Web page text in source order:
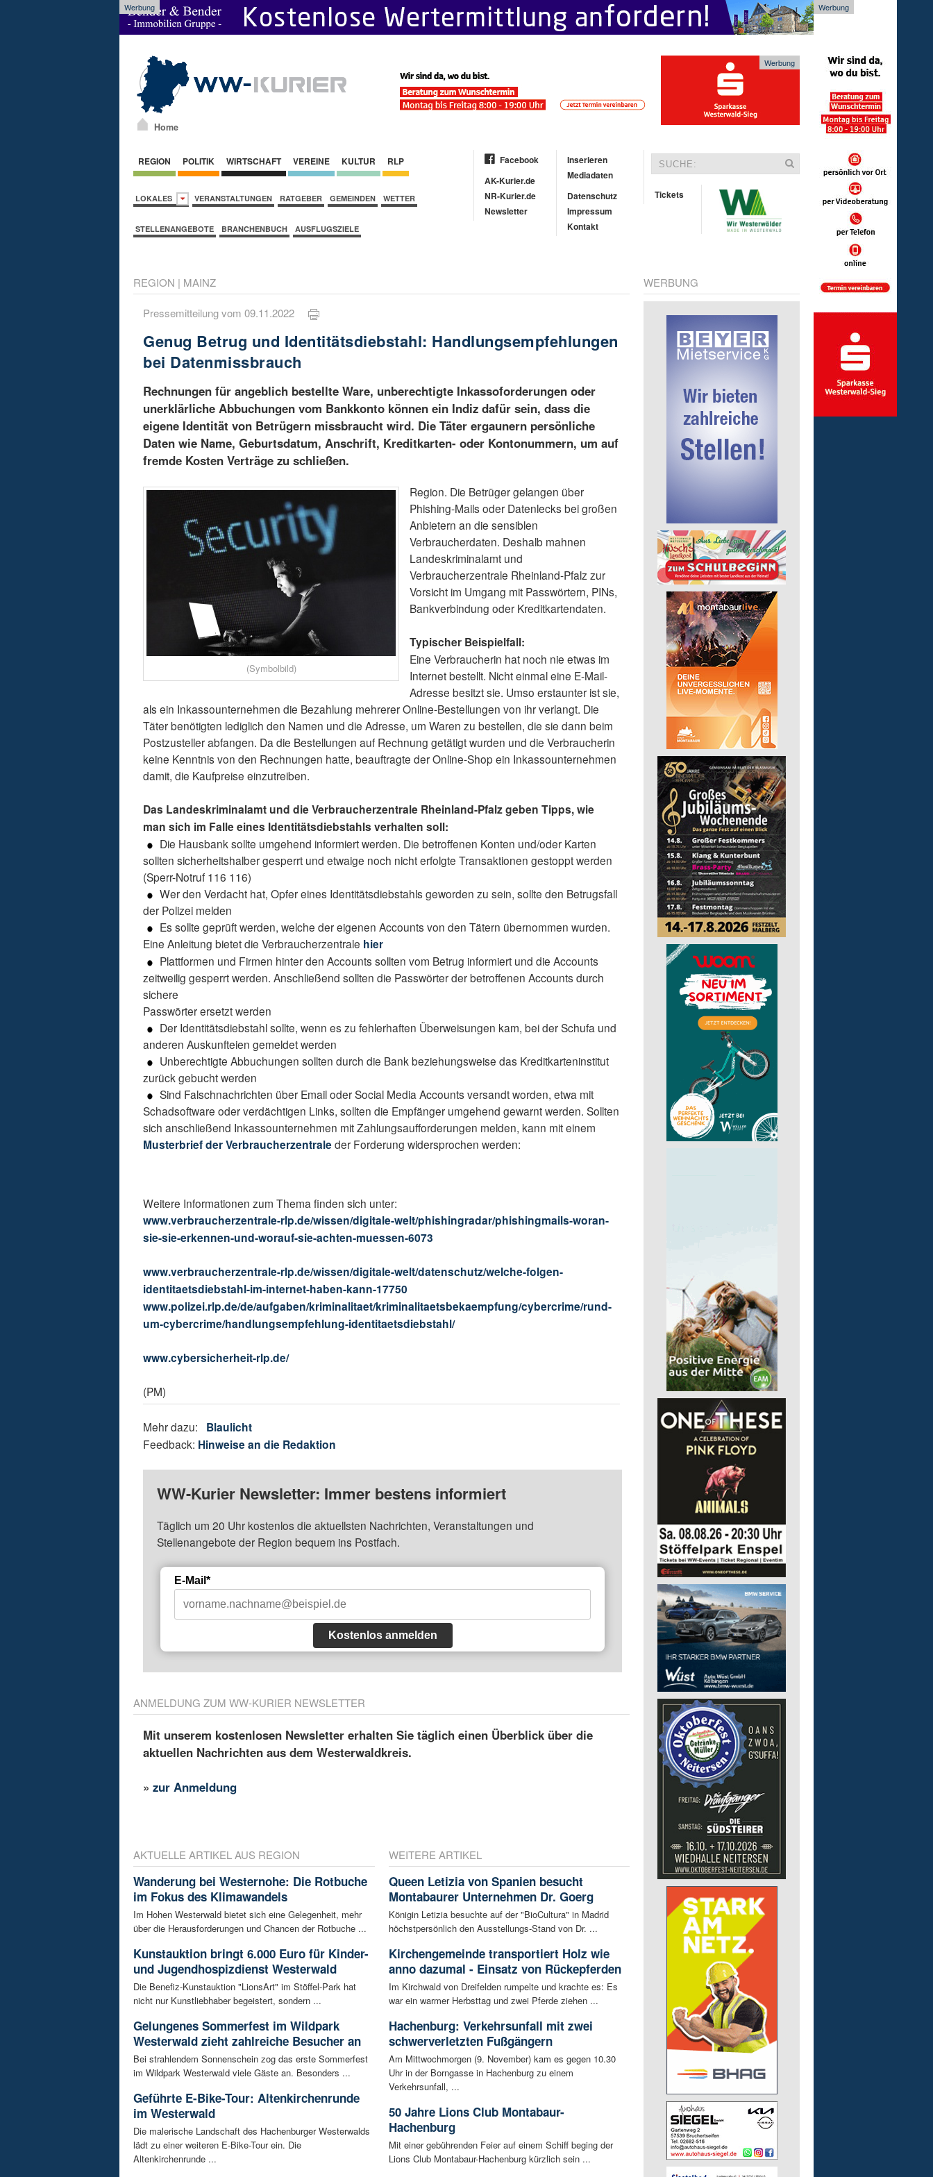
Werbung Werbung
Home
Werbung
REGION POLITIK WIRTSCHAFT VEREINE KULTUR RLP
LOKALES VERANSTALTUNGEN RATGEBER GEMEINDEN WETTER
STELLENANGEBOTE BRANCHENBUCH AUSFLUGSZIELE
Facebook
AK-Kurier.de
NR-Kurier.de
Newsletter
Inserieren
Mediadaten
Datenschutz
Impressum
Kontakt
Tickets
REGION | MAINZ
Pressemitteilung vom 09.11.2022
Genug Betrug und Identitätsdiebstahl: Handlungsempfehlungen
bei Datenmissbrauch
Rechnungen für angeblich bestellte Ware, unberechtigte Inkassoforderungen oder
unerklärliche Abbuchungen vom Bankkonto können ein Indiz dafür sein, dass die
eigene Identität von Betrügern missbraucht wird. Die Täter ergaunern persönliche
Daten wie Name, Geburtsdatum, Anschrift, Kreditkarten- oder Kontonummern, um auf
fremde Kosten Verträge zu schließen.
(Symbolbild)
Region. Die Betrüger gelangen über
Phishing-Mails oder Datenlecks bei großen
Anbietern an die sensiblen
Verbraucherdaten. Deshalb mahnen
Landeskriminalamt und
Verbraucherzentrale Rheinland-Pfalz zur
Vorsicht im Umgang mit Passwörtern, PINs,
Bankverbindung oder Kreditkartendaten.
Typischer Beispielfall:
Eine Verbraucherin hat noch nie etwas im
Internet bestellt. Nicht einmal eine E-Mail-
Adresse besitzt sie. Umso erstaunter ist sie,
als ein Inkassounternehmen die Bezahlung mehrerer Online-Bestellungen von ihr verlangt. Die
Täter benötigten lediglich den Namen und die Adresse, um Waren zu bestellen, die sie dann beim
Postzusteller abfangen. Da die Bestellungen auf Rechnung getätigt wurden und die Verbraucherin
keine Kenntnis von den Rechnungen hatte, beauftragte der Online-Shop ein Inkassounternehmen
damit, die Kaufpreise einzutreiben.
Das Landeskriminalamt und die Verbraucherzentrale Rheinland-Pfalz geben Tipps, wie
man sich im Falle eines Identitätsdiebstahls verhalten soll:
Die Hausbank sollte umgehend informiert werden. Die betroffenen Konten und/oder Karten
sollten sicherheitshalber gesperrt und etwaige noch nicht erfolgte Transaktionen gestoppt werden
(Sperr-Notruf 116 116)
Wer den Verdacht hat, Opfer eines Identitätsdiebstahls geworden zu sein, sollte den Betrugsfall
der Polizei melden
Es sollte geprüft werden, welche der eigenen Accounts von den Tätern übernommen wurden.
Eine Anleitung bietet die Verbraucherzentrale hier
Plattformen und Firmen hinter den Accounts sollten vom Betrug informiert und die Accounts
zeitweilig gesperrt werden. Anschließend sollten die Passwörter der betroffenen Accounts durch
sichere
Passwörter ersetzt werden
Der Identitätsdiebstahl sollte, wenn es zu fehlerhaften Überweisungen kam, bei der Schufa und
anderen Auskunfteien gemeldet werden
Unberechtigte Abbuchungen sollten durch die Bank beziehungsweise das Kreditkarteninstitut
zurück gebucht werden
Sind Falschnachrichten über Email oder Social Media Accounts versandt worden, etwa mit
Schadsoftware oder verdächtigen Links, sollten die Empfänger umgehend gewarnt werden. Sollten
sich anschließend Inkassounternehmen mit Zahlungsaufforderungen melden, kann mit einem
Musterbrief der Verbraucherzentraleder Forderung widersprochen werden:
Weitere Informationen zum Thema finden sich unter:
www.verbraucherzentrale-rlp.de/wissen/digitale-welt/phishingradar/phishingmails-woran-
sie-sie-erkennen-und-worauf-sie-achten-muessen-6073
www.verbraucherzentrale-rlp.de/wissen/digitale-welt/datenschutz/welche-folgen-
identitaetsdiebstahl-im-internet-haben-kann-17750
www.polizei.rlp.de/de/aufgaben/kriminalitaet/kriminalitaetsbekaempfung/cybercrime/rund-
um-cybercrime/handlungsempfehlung-identitaetsdiebstahl/
www.cybersicherheit-rlp.de/
(PM)
Mehr dazu: Blaulicht
Feedback: Hinweise an die Redaktion
WW-Kurier Newsletter: Immer bestens informiert
Täglich um 20 Uhr kostenlos die aktuellsten Nachrichten, Veranstaltungen und
Stellenangebote der Region bequem ins Postfach.
E-Mail*
Kostenlos anmelden
ANMELDUNG ZUM WW-KURIER NEWSLETTER
Mit unserem kostenlosen Newsletter erhalten Sie täglich einen Überblick über die
aktuellen Nachrichten aus dem Westerwaldkreis.
»zur Anmeldung
AKTUELLE ARTIKEL AUS REGION
Wanderung bei Westernohe: Die Rotbuche
im Fokus des Klimawandels
Im Hohen Westerwald bietet sich eine Gelegenheit, mehr
über die Herausforderungen und Chancen der Rotbuche ...
Kunstauktion bringt 6.000 Euro für Kinder-
und Jugendhospizdienst Westerwald
Die Benefiz-Kunstauktion "LionsArt" im Stöffel-Park hat
nicht nur Kunstliebhaber begeistert, sondern ...
Gelungenes Sommerfest im Wildpark
Westerwald zieht zahlreiche Besucher an
Bei strahlendem Sonnenschein zog das erste Sommerfest
im Wildpark Westerwald viele Gäste an. Besonders ...
Geführte E-Bike-Tour: Altenkirchenrunde
im Westerwald
Die malerische Landschaft des Hachenburger Westerwalds
lädt zu einer weiteren E-Bike-Tour ein. Die
Altenkirchenrunde ...
WEITERE ARTIKEL
Queen Letizia von Spanien besucht
Montabaurer Unternehmen Dr. Goerg
Königin Letizia besuchte auf der "BioCultura" in Madrid
höchstpersönlich den Ausstellungs-Stand von Dr. ...
Kirchengemeinde transportiert Holz wie
anno dazumal - Einsatz von Rückepferden
Im Kirchwald von Dreifelden rumpelte und krachte es: Es
war ein warmer Herbsttag und zwei Pferde ziehen ...
Hachenburg: Verkehrsunfall mit zwei
schwerverletzten Fußgängern
Am Mittwochmorgen (9. November) kam es gegen 10.30
Uhr in der Borngasse in Hachenburg zu einem
Verkehrsunfall, ...
50 Jahre Lions Club Montabaur-
Hachenburg
Mit einer gebührenden Feier auf einem Schiff beging der
Lions Club Montabaur-Hachenburg kürzlich sein ...
WERBUNG